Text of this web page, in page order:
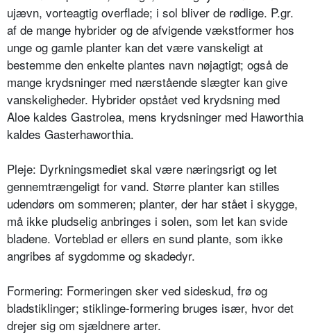
ujævn, vorte­agtig overflade; i sol bliver de rødlige. P.gr.
af de mange hybrider og de afvigende vækstformer hos
unge og gamle planter kan det være vanskeligt at
bestemme den enkelte plantes navn nøjagtigt; også de
mange krydsninger med nærstående slægter kan give
van­skeligheder. Hybrider opstået ved krydsning med
Aloe kaldes Gastrolea, mens krydsninger med Haworthia
kal­des Gasterhaworthia.
Pleje: Dyrkningsmediet skal være næ­ringsrigt og let
gennemtrængeligt for vand. Større planter kan stilles
uden­dørs om sommeren; planter, der har stået i skygge,
må ikke pludselig an­bringes i solen, som let kan svide
bladene. Vorteblad er ellers en sund plante, som ikke
angribes af sygdom­me og skadedyr.
Formering: Formeringen sker ved si­deskud, frø og
bladstiklinger; stiklinge-formering bruges især, hvor det
dre­jer sig om sjældnere arter.